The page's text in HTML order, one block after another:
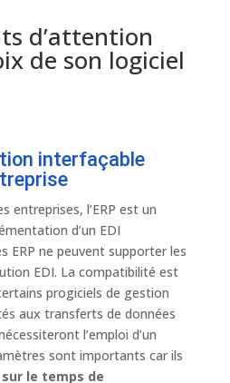
d’attention
de son logiciel
interfaçable
entreprises, l’ERP est un
d’un EDI
ERP ne peuvent supporter les
EDI. La compatibilité est
progiciels de gestion
aux transferts de données
l’emploi d’un
sont importants car ils
le temps de